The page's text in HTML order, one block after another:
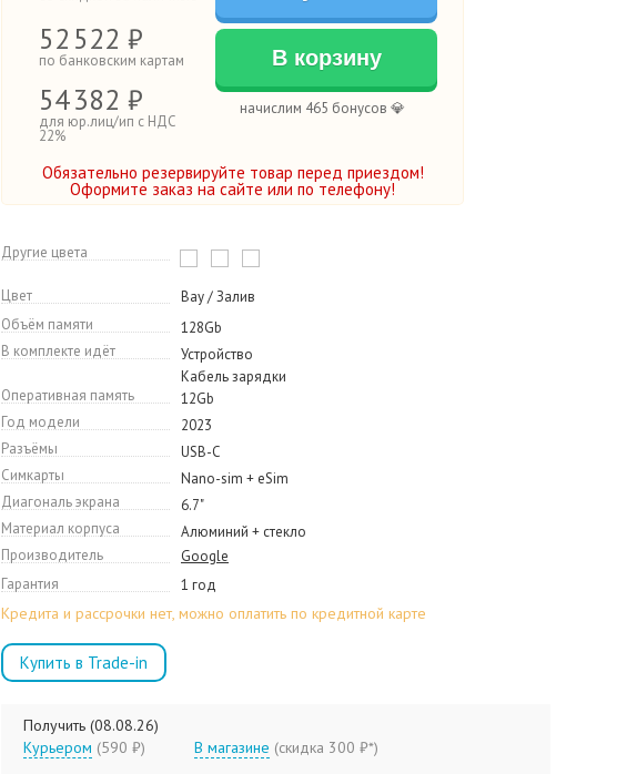
52 522 ₽
по банковским картам
54382 ₽
для юр.лиц/ип с НДС
22%
В корзину
начислим 465 бонусов 💎
Обязательно резервируйте товар перед приездом!
Оформите заказ на сайте или по телефону!
Другие цвета
Цвет
Bay / Залив
Объём памяти
128Gb
В комплекте идёт
Устройство
Кабель зарядки
Оперативная память
12Gb
Год модели
2023
Разъёмы
USB-C
Симкарты
Nano-sim + eSim
Диагональ экрана
6.7"
Материал корпуса
Алюминий + стекло
Производитель
Google
Гарантия
1 год
Кредита и рассрочки нет, можно оплатить по кредитной карте
Купить в Trade-in
Получить (08.08.26)
Курьером (590 ₽) В магазине (скидка 300 ₽*)